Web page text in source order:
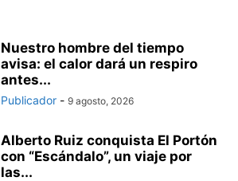
Nuestro hombre del tiempo
avisa: el calor dará un respiro
antes...
Publicador - 9 agosto, 2026
Alberto Ruiz conquista El Portón
con “Escándalo”, un viaje por
las...